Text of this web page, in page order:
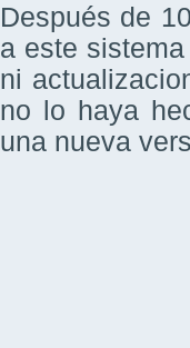
Después de
a este
ni
no lo haya
una nueva